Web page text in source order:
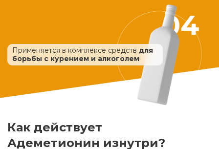
Применяется в комплексе средств для
борьбы с курением и алкоголем
Как действует
Адеметионин изнутри?